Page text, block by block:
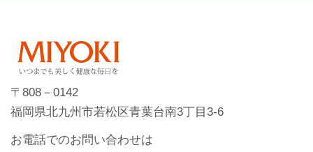
〒808－0142
福岡県北九州市若松区青葉台南3丁目3-6
お電話でのお問い合わせは